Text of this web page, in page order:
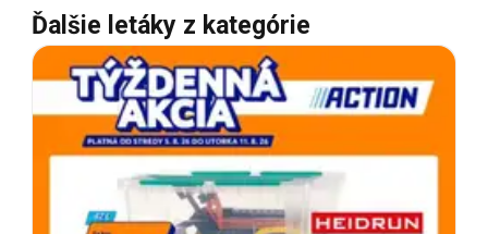
Ďalšie letáky z kategórie